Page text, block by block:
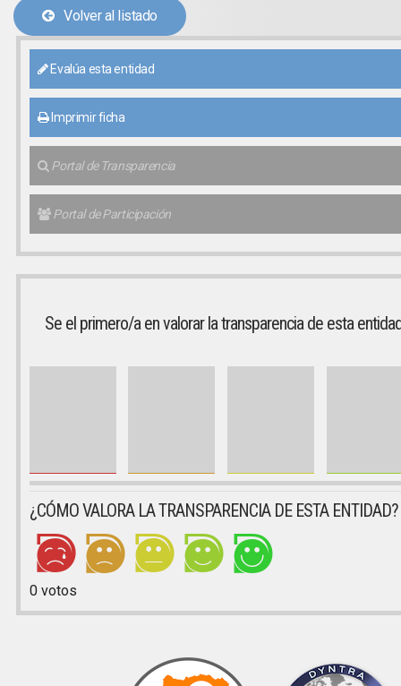
Volver al listado
Evalúa esta entidad
Imprimir ficha
Portal de Transparencia
Portal de Participación
Se el primero/a en valorar la transparencia de esta
¿CÓMO VALORA LA TRANSPARENCIA DE ESTA ENTIDAD?
0votos